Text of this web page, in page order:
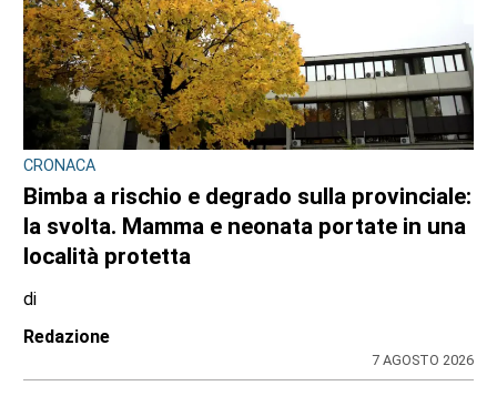
CRONACA
Bimba a rischio e degrado sulla provinciale:
la svolta. Mamma e neonata portate in una
località protetta
di
Redazione
7 AGOSTO 2026